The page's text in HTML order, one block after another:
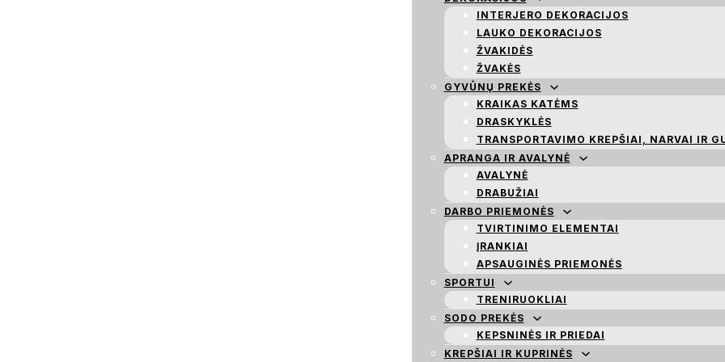
INTERJERO DEKORACIJOS
LAUKO DEKORACIJOS
ŽVAKIDĖS
ŽVAKĖS
GYVŪNŲ PREKĖS
KRAIKAS KATĖMS
DRASKYKLĖS
TRANSPORTAVIMO KREPŠIAI, NARVAI IR
APRANGA IR AVALYNĖ
AVALYNĖ
DRABUŽIAI
DARBO PRIEMONĖS
TVIRTINIMO ELEMENTAI
ĮRANKIAI
APSAUGINĖS PRIEMONĖS
SPORTUI
TRENIRUOKLIAI
SODO PREKĖS
KEPSNINĖS IR PRIEDAI
KREPŠIAI IR KUPRINĖS